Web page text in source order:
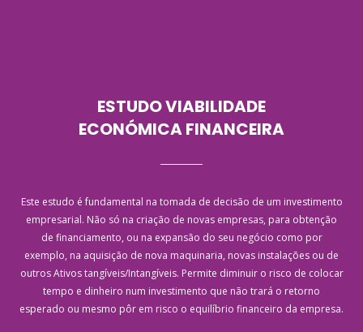
ESTUDO VIABILIDADE
ECONÓMICA FINANCEIRA
Este estudo é fundamental na tomada de decisão de um investimento
empresarial. Não só na criação de novas empresas, para obtenção
de financiamento, ou na expansão do seu negócio como por
exemplo, na aquisição de nova maquinaria, novas instalações ou de
outros Ativos tangíveis/Intangíveis. Permite diminuir o risco de colocar
tempo e dinheiro num investimento que não trará o retorno
esperado ou mesmo pôr em risco o equilíbrio financeiro da empresa.